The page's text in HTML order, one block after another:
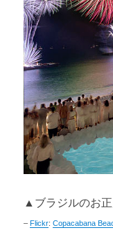
▲ブラジルのお
–Flickr:Copacabana